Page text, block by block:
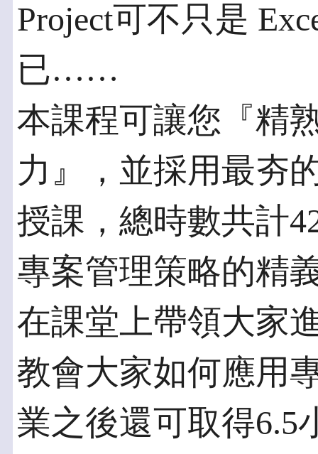
Project可不只是
已……
本課程可讓您『精
力』，並採用最夯
授課，總時數共計
專案管理策略的精
在課堂上帶領大家
教會大家如何應用
業之後還可取得6.5